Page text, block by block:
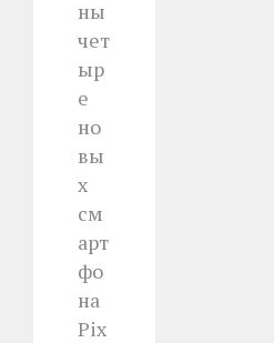
ны
чет
ыр
е
но
вы
х
см
арт
фо
на
Pix